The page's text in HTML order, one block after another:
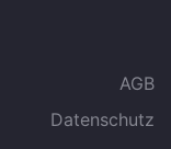
AGB
Datenschutz